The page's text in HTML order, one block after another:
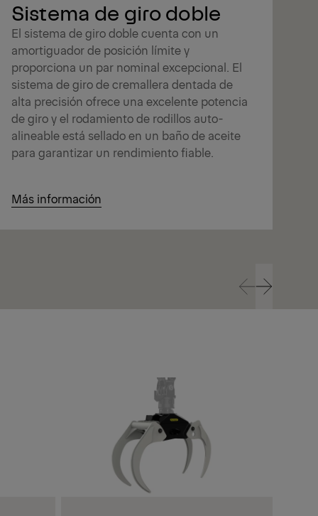
Sistema de giro doble
El sistema de giro doble cuenta con un
amortiguador de posición límite y
proporciona un par nominal excepcional. El
sistema de giro de cremallera dentada de
alta precisión ofrece una excelente potencia
de giro y el rodamiento de rodillos auto-
alineable está sellado en un baño de aceite
para garantizar un rendimiento fiable.
Más información
PrevNext